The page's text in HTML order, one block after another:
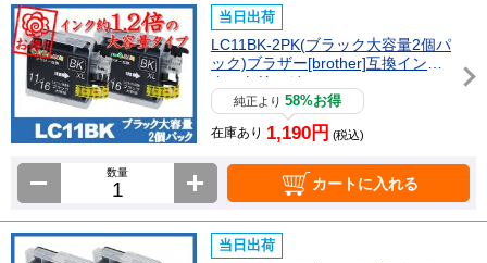
当日出荷
LC11BK-2PK(ブラック大容量2個パ
ック)ブラザー[brother]互換インク
カートリッジ
純正より58%お得
在庫あり 1,190円 (税込)
数量
カートに入れる
当日出荷